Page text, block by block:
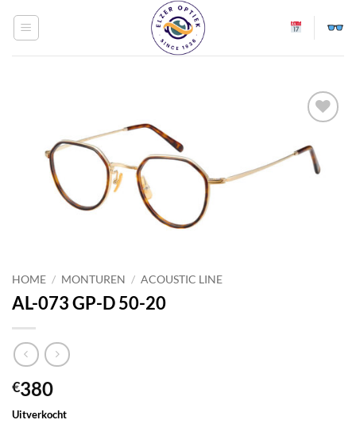
naar
aan
verlanglijst
HOME / MONTUREN / ACOUSTIC LINE
AL-073 GP-D 50-20
€380
Uitverkocht